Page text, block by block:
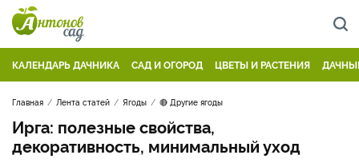
КАЛЕНДАРЬ ДАЧНИКА САД И ОГОРОД ЦВЕТЫ И РАСТЕНИЯ
Главная Лента статей Ягоды 🔴 Другие ягоды
Ирга: полезные свойства,
декоративность, минимальный уход